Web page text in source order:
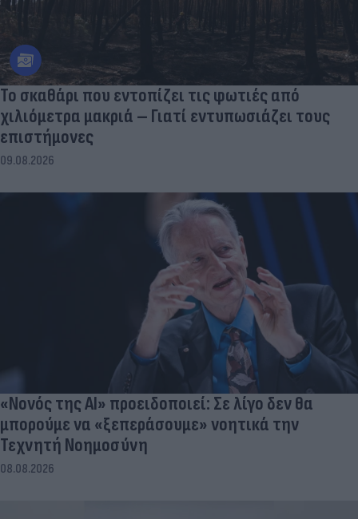
Το σκαθάρι που εντοπίζει τις φωτιές από
χιλιόμετρα μακριά – Γιατί εντυπωσιάζει τους
επιστήμονες
09.08.2026
«Νονός της AI» προειδοποιεί: Σε λίγο δεν θα
μπορούμε να «ξεπεράσουμε» νοητικά την
Τεχνητή Νοημοσύνη
08.08.2026